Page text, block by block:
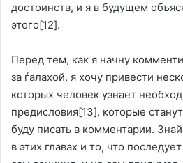
достоинств, и я в будущем
этого[12].
Перед тем, как я начну
за ѓалахой, я хочу привести
которых человек узнает
предисловия[13], которые
буду писать в комментарии.
в этих главах и то, что